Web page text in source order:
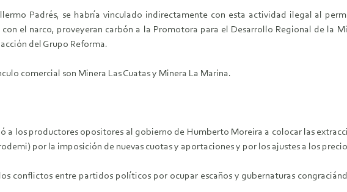
Padrés, se habría vinculado indirectamente con esta actividad ilegal al
el narco, proveyeran carbón a la Promotora para el Desarrollo Regional de la
del Grupo Reforma.
comercial son Minera Las Cuatas y Minera La Marina.
a los productores opositores al gobierno de Humberto Moreira a colocar las
por la imposición de nuevas cuotas y aportaciones y por los ajustes a los
conflictos entre partidos políticos por ocupar escaños y gubernaturas